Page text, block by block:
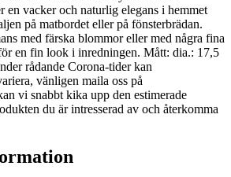
en vacker och naturlig elegans i hemmet
på matbordet eller på fönsterbrädan.
med färska blommor eller med några fina
en fin look i inredningen. Mått: dia.: 17,5
rådande Corona-tider kan
vänligen maila oss på
vi snabbt kika upp den estimerade
du är intresserad av och återkomma